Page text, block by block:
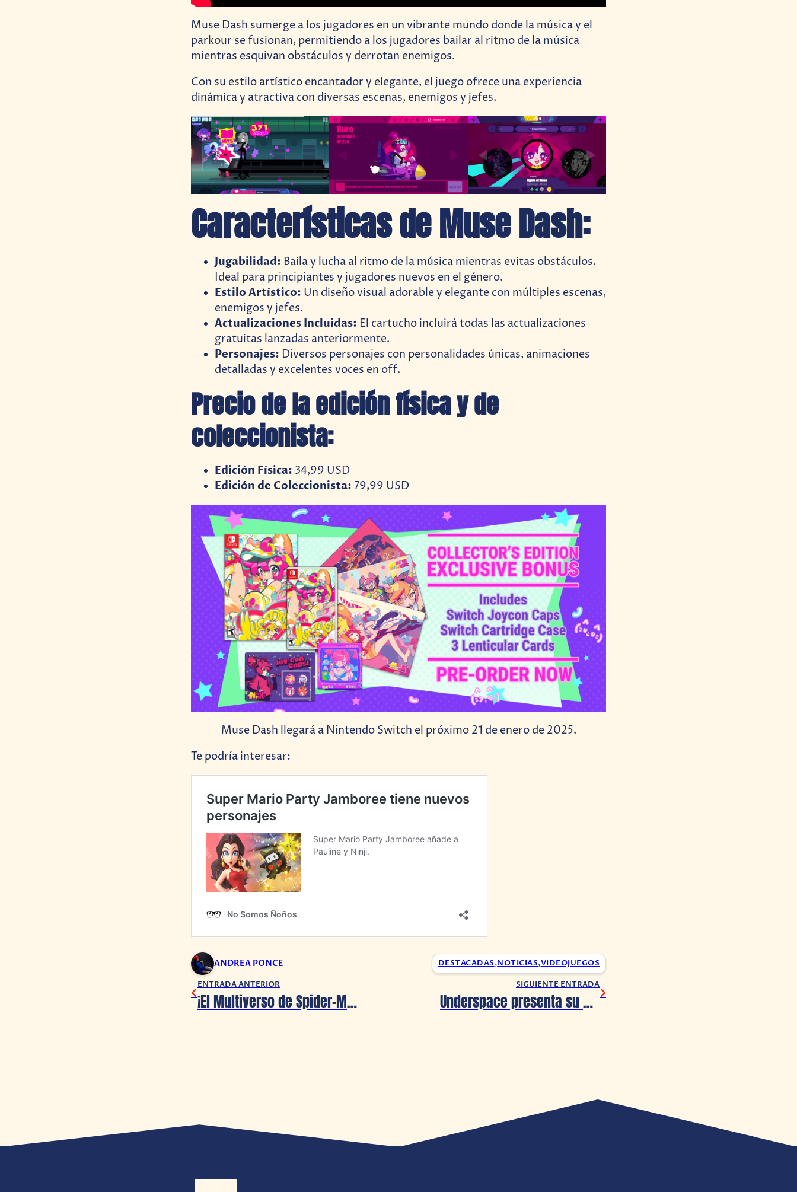
Muse Dash sumerge a los jugadores en un vibrante mundo donde la música y el
parkour se fusionan, permitiendo a los jugadores bailar al ritmo de la música
mientras esquivan obstáculos y derrotan enemigos.
Con su estilo artístico encantador y elegante, el juego ofrece una experiencia
dinámica y atractiva con diversas escenas, enemigos y jefes.
Características de Muse Dash:
Jugabilidad: Baila y lucha al ritmo de la música mientras evitas obstáculos.
Ideal para principiantes y jugadores nuevos en el género.
Estilo Artístico: Un diseño visual adorable y elegante con múltiples escenas,
enemigos y jefes.
Actualizaciones Incluidas: El cartucho incluirá todas las actualizaciones
gratuitas lanzadas anteriormente.
Personajes: Diversos personajes con personalidades únicas, animaciones
detalladas y excelentes voces en off.
Precio de la edición física y de
coleccionista:
Edición Física: 34,99 USD
Edición de Coleccionista: 79,99 USD
Muse Dash llegará a Nintendo Switch el próximo 21 de enero de 2025.
Te podría interesar:
ANDREA PONCE DESTACADAS,NOTICIAS,VIDEOJUEGOS
ENTRADA ANTERIOR
¡El Multiverso de Spider-Man llega a Fall Guys! 🕷️
SIGUIENTE ENTRADA
Underspace presenta su 2da actualización ‘Faces in the Fog’